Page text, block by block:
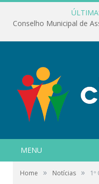
MENU
Home » Notícias »